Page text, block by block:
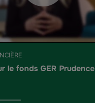
le fonds GER Prudence